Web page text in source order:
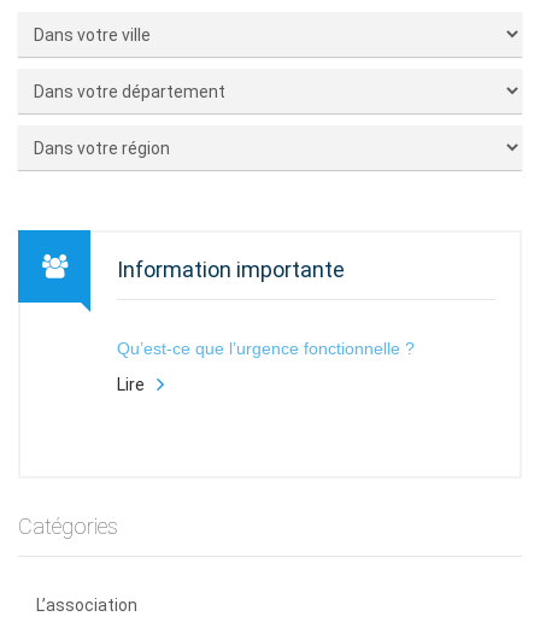
Information importante
Qu’est-ce que l’urgence fonctionnelle ?
Lire
Catégories
L’association